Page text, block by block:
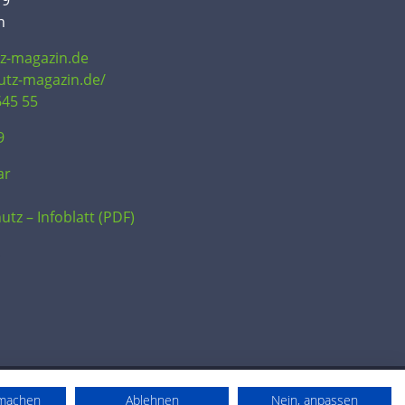
magazin.de
magazin.de/
55
– Infoblatt (PDF)
Ablehnen Nein, anpassen